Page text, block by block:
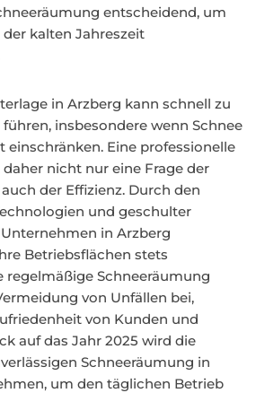
entscheidend, um
kalten Jahreszeit
in Arzberg kann schnell zu
insbesondere wenn Schnee
einschränken. Eine professionelle
nicht nur eine Frage der
der Effizienz. Durch den
und geschulter
in Arzberg
Betriebsflächen stets
regelmäßige Schneeräumung
von Unfällen bei,
von Kunden und
auf das Jahr 2025 wird die
Schneeräumung in
um den täglichen Betrieb